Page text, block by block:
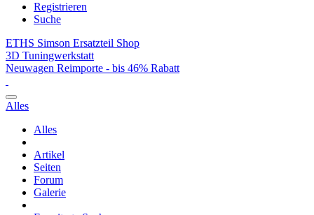
Registrieren
Suche
ETHS Simson Ersatzteil Shop
3D Tuningwerkstatt
Neuwagen Reimporte - bis 46% Rabatt
Alles
Alles
Artikel
Seiten
Forum
Galerie